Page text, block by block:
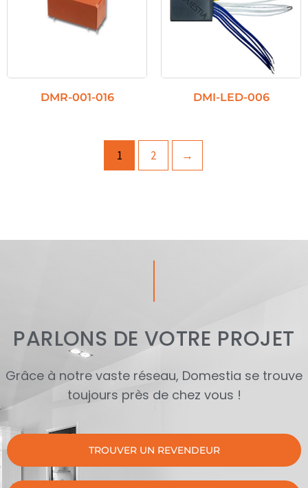
DMR-001-016 DMI-LED-006
1 2 →
PARLONS DE VOTRE PROJET
Grâce à notre vaste réseau, Domestia se trouve
toujours près de chez vous !
TROUVER UN REVENDEUR